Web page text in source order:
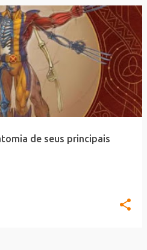
de seus principais